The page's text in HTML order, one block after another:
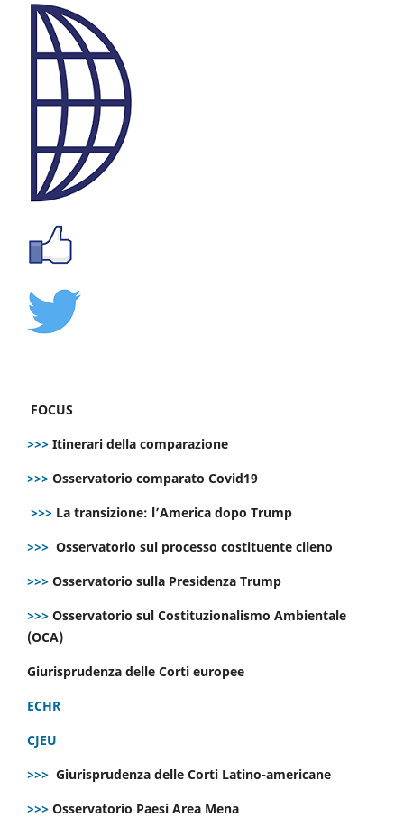
FOCUS
>>> Itinerari della comparazione
>>> Osservatorio comparato Covid19
>>> La transizione: l’America dopo Trump
>>> Osservatorio sul processo costituente cileno
>>> Osservatorio sulla Presidenza Trump
>>> Osservatorio sul Costituzionalismo Ambientale
(OCA)
Giurisprudenza delle Corti europee
ECHR
CJEU
>>> Giurisprudenza delle Corti Latino-americane
>>> Osservatorio Paesi Area Mena